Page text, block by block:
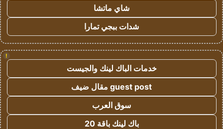
شاي ماتشا
شدات ببجي تمارا
!
خدمات الباك لينك والجيست
guest post مقال ضيف
سوق العرب
باك لينك باقة 20